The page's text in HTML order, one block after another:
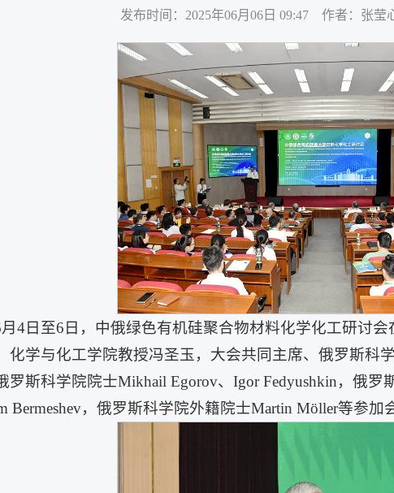
发布时间：2025年06月06日 09:47 作者：张
4日至6日，中俄绿色有机硅聚合物材料化学化工研讨
化学与化工学院教授冯圣玉，大会共同主席、俄罗斯科
罗斯科学院院士Mikhail Egorov、Igor Fedyushkin，俄罗
Bermeshev，俄罗斯科学院外籍院士Martin Möller等参加